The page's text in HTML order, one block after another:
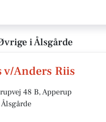
i Ålsgårde
v/Anders Riis
48 B, Apperup